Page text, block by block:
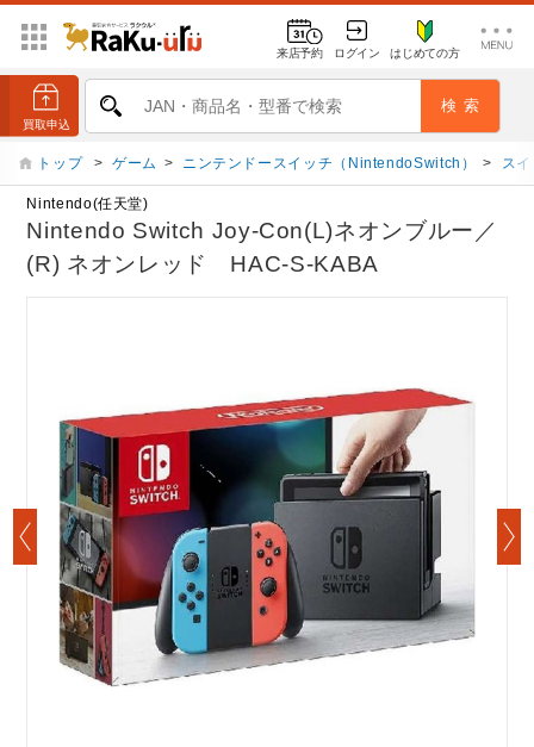
来店予約 ログイン はじめての方
トップ > ゲーム > ニンテンドースイッチ（NintendoSwitch） > ス
Nintendo(任天堂)
Nintendo Switch Joy-Con(L)ネオンブルー／
(R) ネオンレッド HAC-S-KABA